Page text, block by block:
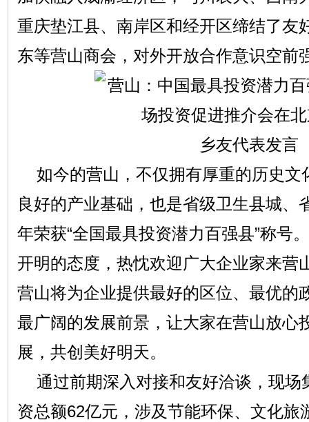
重庆垫江县、南岸区和经开区缔结了友
东等营山商会，对外开放合作意识空前
乡友代表发言
如今的营山，不仅拥有厚重的历史文
良好的产业基础，也是省级卫生县城、
年荣获“全国最具投资潜力百强县”称号
开明的态度，热忱欢迎广大企业家来营
营山将为企业提供最好的区位、最优的
最广阔的发展前景，让大家在营山放心
展，共创美好明天。
通过前期深入对接和友好洽谈，现场
资总额62亿元，涉及节能环保、文化旅